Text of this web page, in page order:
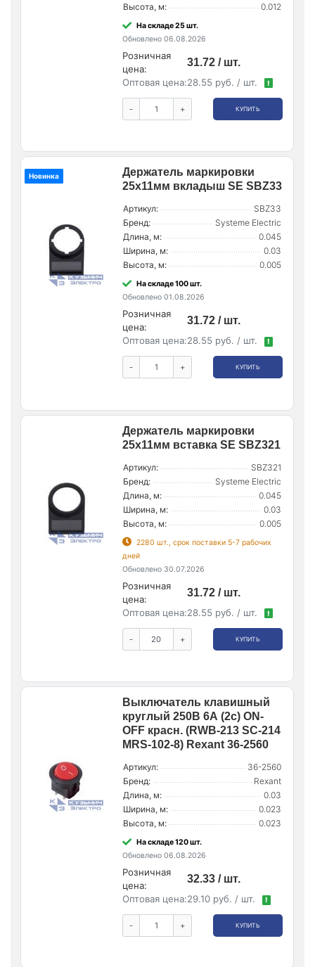
Высота, м:
0.012
На складе 25 шт.
Обновлено 06.08.2026
Розничная
цена:
31.72 / шт.
Оптовая цена:28.55 руб. / шт. !
- + КУПИТЬ
Новинка
Держатель маркировки
25х11мм вкладыш SE SBZ33
Артикул:
SBZ33
Бренд:
Systeme Electric
Длина, м:
0.045
Ширина, м:
0.03
Высота, м:
0.005
На складе 100 шт.
Обновлено 01.08.2026
Розничная
цена:
31.72 / шт.
Оптовая цена:28.55 руб. / шт. !
- + КУПИТЬ
Держатель маркировки
25х11мм вставка SE SBZ321
Артикул:
SBZ321
Бренд:
Systeme Electric
Длина, м:
0.045
Ширина, м:
0.03
Высота, м:
0.005
2280 шт., срок поставки 5-7 рабочих
дней
Обновлено 30.07.2026
Розничная
цена:
31.72 / шт.
Оптовая цена:28.55 руб. / шт. !
- + КУПИТЬ
Выключатель клавишный
круглый 250В 6А (2с) ON-
OFF красн. (RWB-213 SC-214
MRS-102-8) Rexant 36-2560
Артикул:
36-2560
Бренд:
Rexant
Длина, м:
0.03
Ширина, м:
0.023
Высота, м:
0.023
На складе 120 шт.
Обновлено 06.08.2026
Розничная
цена:
32.33 / шт.
Оптовая цена:29.10 руб. / шт. !
- + КУПИТЬ